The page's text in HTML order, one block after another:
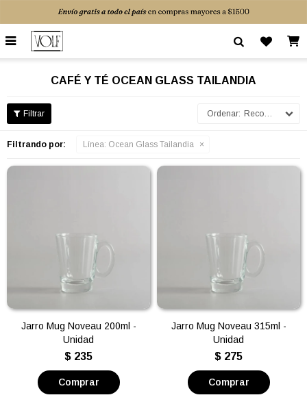

CAFÉ Y TÉ OCEAN GLASS TAILANDIA
Recomendados
Filtrando por: Línea: Ocean Glass Tailandia
Jarro Mug Noveau 200ml -
Unidad
$ 235
Jarro Mug Noveau 315ml -
Unidad
$ 275